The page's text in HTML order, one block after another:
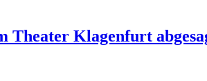
Theater Klagenfurt